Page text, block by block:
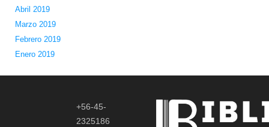
Abril 2019
Marzo 2019
Febrero 2019
Enero 2019
+56-45-
2325186